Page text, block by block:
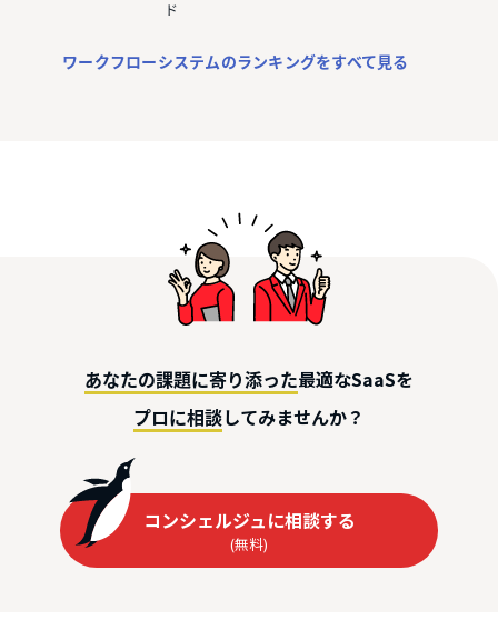
ド
ワークフローシステムのランキングをすべて見る
あなたの課題に寄り添った最適なSaaSを
プロに相談してみませんか？
コンシェルジュに相談する
(無料)